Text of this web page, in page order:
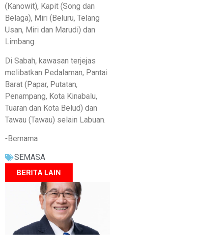
(Kanowit), Kapit (Song dan
Belaga), Miri (Beluru, Telang
Usan, Miri dan Marudi) dan
Limbang.
Di Sabah, kawasan terjejas
melibatkan Pedalaman, Pantai
Barat (Papar, Putatan,
Penampang, Kota Kinabalu,
Tuaran dan Kota Belud) dan
Tawau (Tawau) selain Labuan.
-Bernama
SEMASA
BERITA LAIN